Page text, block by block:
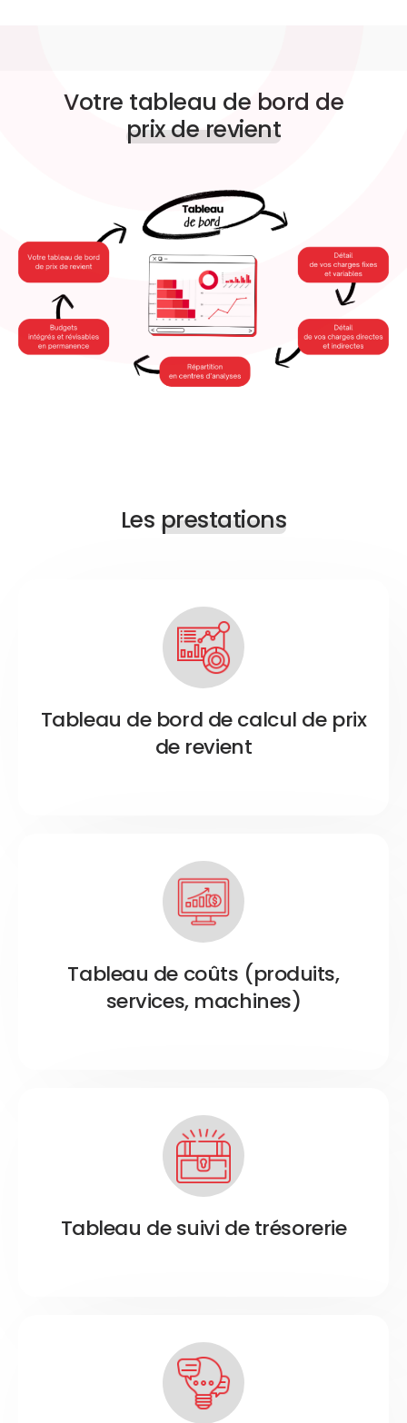
Votre tableau de bord de
prix de revient
Les prestations
Tableau de bord de calcul de prix
de revient
Tableau de coûts (produits,
services, machines)
Tableau de suivi de trésorerie